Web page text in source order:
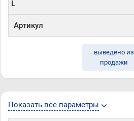
L
Артикул
выведено из
продажи
Показать все параметры